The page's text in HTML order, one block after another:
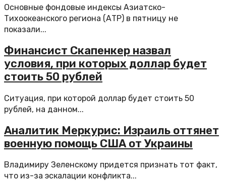
Основные фондовые индексы Азиатско-
Тихоокеанского региона (АТР) в пятницу не
показали...
Финансист Скапенкер назвал
условия, при которых доллар будет
стоить 50 рублей
Ситуация, при которой доллар будет стоить 50
рублей, на данном...
Аналитик Меркурис: Израиль оттянет
военную помощь США от Украины
Владимиру Зеленскому придется признать тот факт,
что из-за эскалации конфликта...